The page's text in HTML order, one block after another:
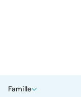
Famille